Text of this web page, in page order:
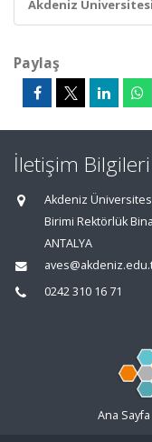
Akdeniz
Paylaş
İletişim Bilgileri
Akdeniz
Birimi Rektörlük
ANTALYA
0242 310 16 71
Ana Sayfa